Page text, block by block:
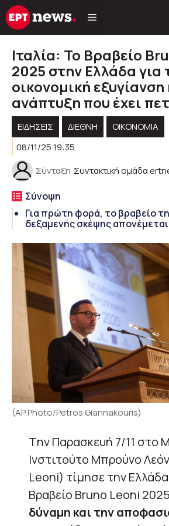
Μετάβαση
σε
Ιταλία: Το Βραβείο
2025 στην Ελλάδα για
οικονομική εξυγίανση
ανάπτυξη που έχει
ΕΙΔΗΣΕΙΣ ΔΙΕΘΝΗ
ΟΙΚΟΝΟΜΙΑ
08/11/25 19:35
Σύνταξη Συντακτική ομάδα
Σύνοψη
Για πρώτη φορά, το βραβείο
δεξαμενής σκέψης
(AP Photo/Petros Giannakouris)
Tην Παρασκευή 7/11 στο
Ινστιτούτο Μπρούνο
Leoni) τίμησε την
Βραβείο Bruno Leoni 2025
δύναμη και την